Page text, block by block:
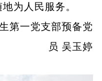
为人民服务。
第一党支部预备党
员 吴玉婷